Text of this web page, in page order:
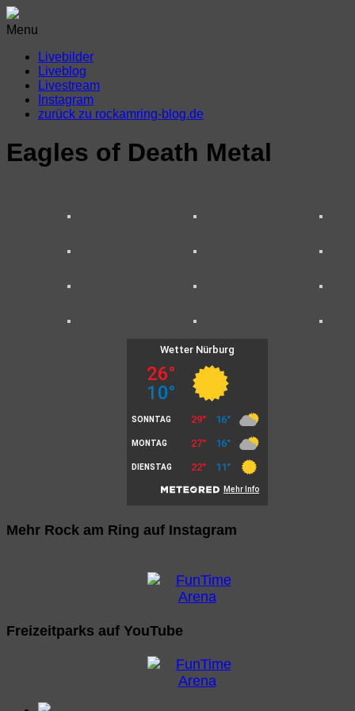
Menu
Livebilder
Liveblog
Livestream
Instagram
zurück zu rockamring-blog.de
Eagles of Death Metal
Mehr Rock am Ring auf Instagram
Freizeitparks auf YouTube